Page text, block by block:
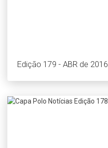
Edição 179 - ABR de 2016